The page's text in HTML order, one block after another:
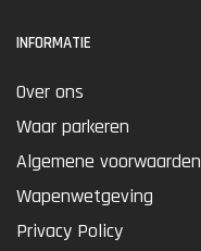
INFORMATIE
Over ons
Waar parkeren
Algemene voorwaarden
Wapenwetgeving
Privacy Policy